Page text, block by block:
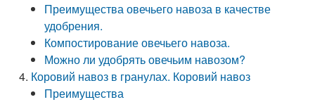
Преимущества овечьего навоза в качестве
удобрения.
Компостирование овечьего навоза.
Можно ли удобрять овечьим навозом?
Коровий навоз в гранулах. Коровий навоз
Преимущества